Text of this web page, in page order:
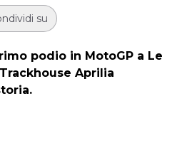
su
podio in MotoGP a Le
Aprilia